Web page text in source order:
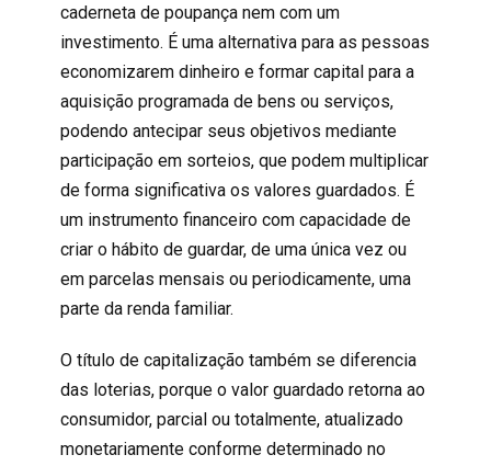
caderneta de poupança nem com um
investimento. É uma alternativa para as pessoas
economizarem dinheiro e formar capital para a
aquisição programada de bens ou serviços,
podendo antecipar seus objetivos mediante
participação em sorteios, que podem multiplicar
de forma significativa os valores guardados. É
um instrumento financeiro com capacidade de
criar o hábito de guardar, de uma única vez ou
em parcelas mensais ou periodicamente, uma
parte da renda familiar.
O título de capitalização também se diferencia
das loterias, porque o valor guardado retorna ao
consumidor, parcial ou totalmente, atualizado
monetariamente conforme determinado no